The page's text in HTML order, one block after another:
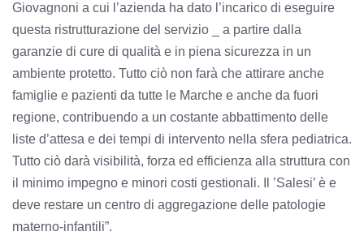
Giovagnoni a cui l’azienda ha dato l’incarico di eseguire
questa ristrutturazione del servizio _ a partire dalla
garanzie di cure di qualità e in piena sicurezza in un
ambiente protetto. Tutto ciò non farà che attirare anche
famiglie e pazienti da tutte le Marche e anche da fuori
regione, contribuendo a un costante abbattimento delle
liste d’attesa e dei tempi di intervento nella sfera pediatrica.
Tutto ciò darà visibilità, forza ed efficienza alla struttura con
il minimo impegno e minori costi gestionali. Il ’Salesi’ è e
deve restare un centro di aggregazione delle patologie
materno-infantili”.